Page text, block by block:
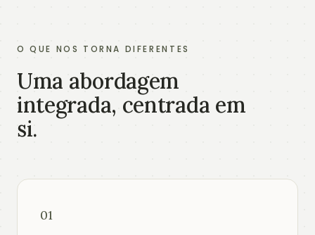
O QUE NOS TORNA DIFERENTES
Uma abordagem
integrada, centrada em
si.
01